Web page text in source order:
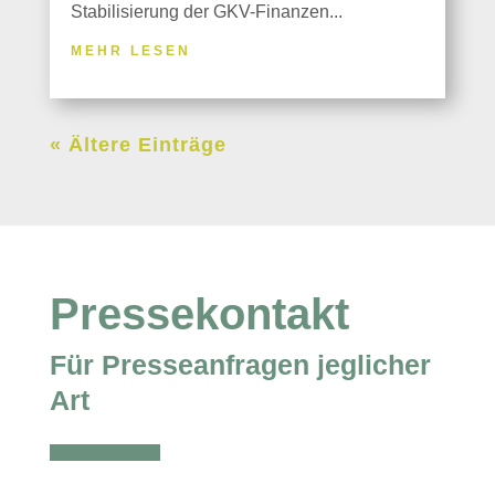
Stabilisierung der GKV-Finanzen...
MEHR LESEN
« Ältere Einträge
Pressekontakt
Für Presseanfragen jeglicher
Art